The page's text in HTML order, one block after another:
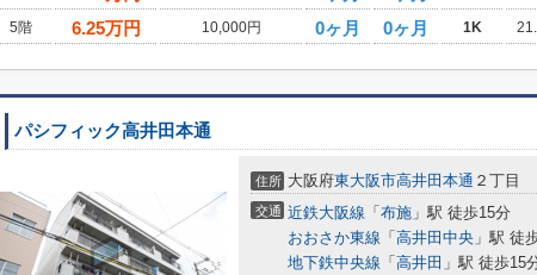
5階
6.25万円 10,000円 0ヶ月 0ヶ月 1K
パシフィック高井田本通
住所 大阪府東大阪市高井田本通 ２丁目
交通 近鉄大阪線 「 布施 」駅 徒歩15分
おおさか東線 「 高井田中央 」駅 徒
地下鉄中央線 「 高井田 」駅 徒歩15